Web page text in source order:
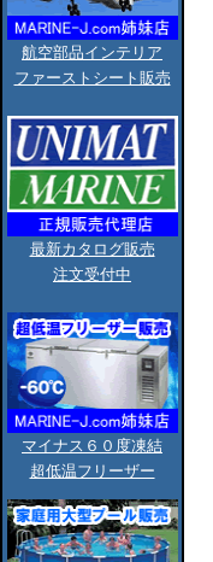
航空部品インテリア
ファーストシート販売
最新カタログ販売
注文受付中
マイナス６０度凍結
超低温フリーザー